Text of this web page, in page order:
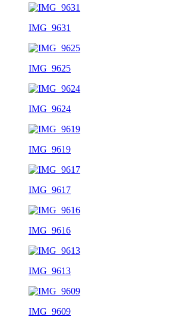
IMG_9631
IMG_9625
IMG_9624
IMG_9619
IMG_9617
IMG_9616
IMG_9613
IMG_9609